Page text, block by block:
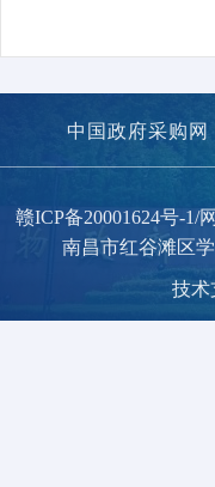
中国政府采购网
赣ICP备20001624号-1/
南昌市红谷滩区
技术